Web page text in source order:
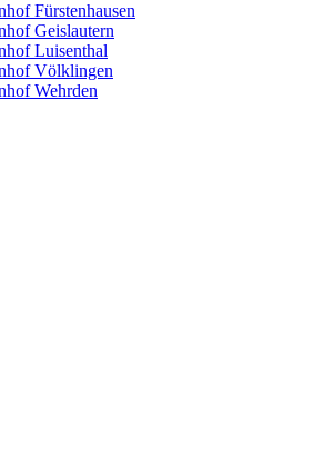
Fürstenhausen
Geislautern
Luisenthal
Völklingen
Wehrden